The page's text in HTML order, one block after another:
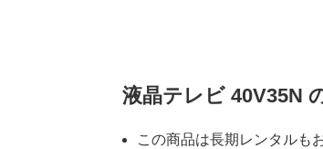
液晶テレビ 40V35N
この商品は長期レンタルも